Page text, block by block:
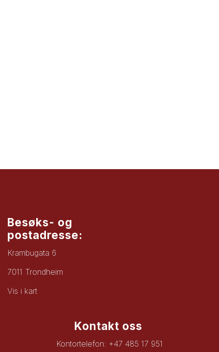
Besøks- og
postadresse:
Krambugata 6
7011 Trondheim
Vis i kart
Kontakt oss
Kontortelefon: +47 485 17 951